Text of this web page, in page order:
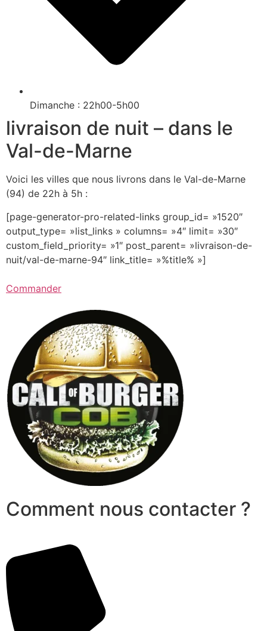
Dimanche : 22h00-5h00
livraison de nuit – dans le
Val-de-Marne
Voici les villes que nous livrons dans le Val-de-Marne
(94) de 22h à 5h :
[page-generator-pro-related-links group_id= »1520″
output_type= »list_links » columns= »4″ limit= »30″
custom_field_priority= »1″ post_parent= »livraison-de-
nuit/val-de-marne-94″ link_title= »%title% »]
Commander
Comment nous contacter ?